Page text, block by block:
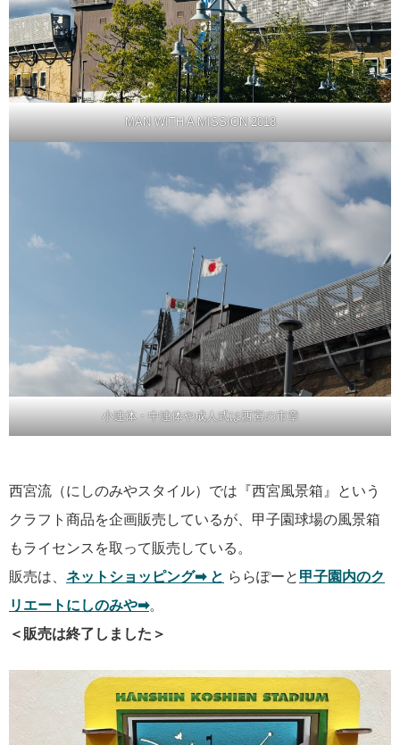
MAN WITH A MISSION 2018
小連体・中連体や成人式は西宮の市章
西宮流（にしのみやスタイル）では『西宮風景箱』という
クラフト商品を企画販売しているが、甲子園球場の風景箱
もライセンスを取って販売している。
販売は、 ネットショッピング➡ と ららぽーと 甲子園内のク
リエートにしのみや➡。
＜販売は終了しました＞